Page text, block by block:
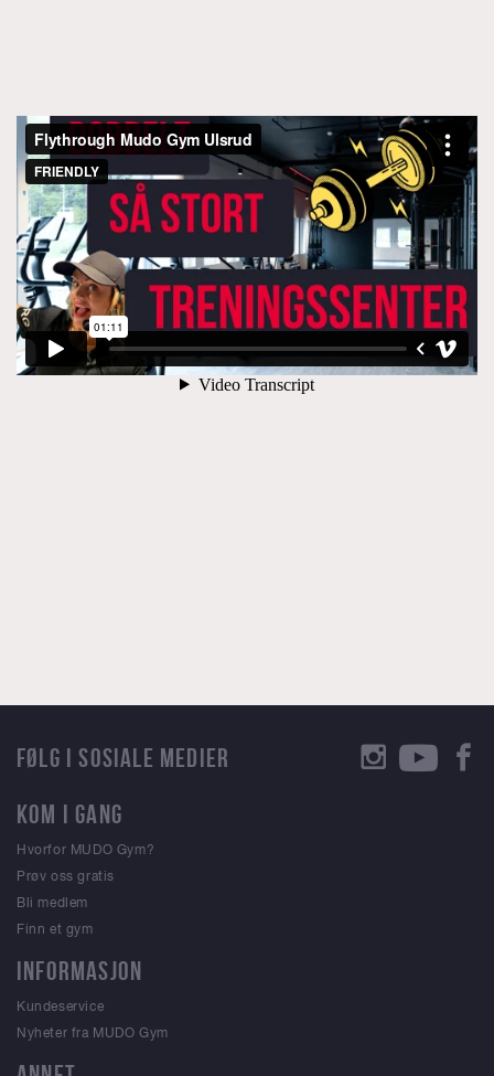
KOM I GANG
Hvorfor MUDO Gym?
Prøv oss gratis
Bli medlem
Finn et gym
INFORMASJON
Kundeservice
Nyheter fra MUDO Gym
FØLG I SOSIALE MEDIER